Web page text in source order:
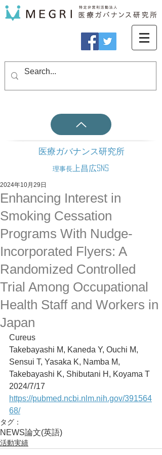
医療ガバナンス研究所
理事長 上昌広SNS
Enhancing Interest in
Smoking Cessation
Programs With Nudge-
Incorporated Flyers: A
Randomized Controlled
Trial Among Occupational
Health Staff and Workers in
Japan
2024年10月29日
Cureus
Takebayashi M, Kaneda Y, Ouchi M,
Sensui T, Yasaka K, Namba M,
Takebayashi K, Shibutani H, Koyama T
2024/7/17
https://pubmed.ncbi.nlm.nih.gov/391564
68/
タグ：
NEWS論文(英語)
活動実績